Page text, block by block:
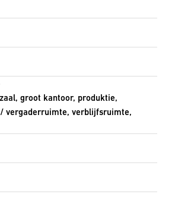
groot kantoor, produktie,
verblijfsruimte,